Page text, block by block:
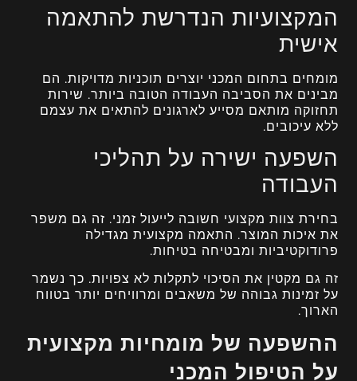
המקצועיות הנדרשת להתאמה
אישית
מומחים בתחום המכני יוצרים תוכניות מדויקות. הם
מבינים את הסביבה העבודה הטובה ביותר. שירות
תחזוקה מותאם מסייע לארגונים להתאים את עצמם
ללא עיכובים.
השפעה ישירה על תהליכי
העבודה
בחירת צוות מקצועי חשובה לייעול זמני. זה גם משפר
את איכות המוצר. התאמה מקצועית מגדילה
פרודוקטיביות ומבטיחה בטיחות.
זה גם מקטין את הסיכוי לתקלות לא צפויות. כך נשמר
על זמינות גבוהה של משאבים ומרוויחים יותר בטווח
הארוך.
ההשפעה של מומחיות מקצועית
על הטיפול המכני